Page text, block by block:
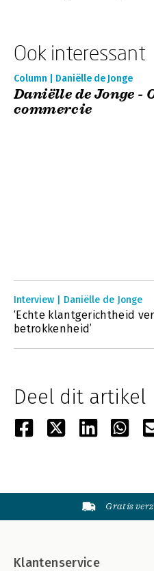
Ook interessant
Column | Daniëlle de Jonge
Daniëlle de Jonge -
commercie
Interview | Daniëlle de Jonge
‘Echte klantgerichtheid
betrokkenheid’
Deel dit artikel
Gratis
Klantenservice